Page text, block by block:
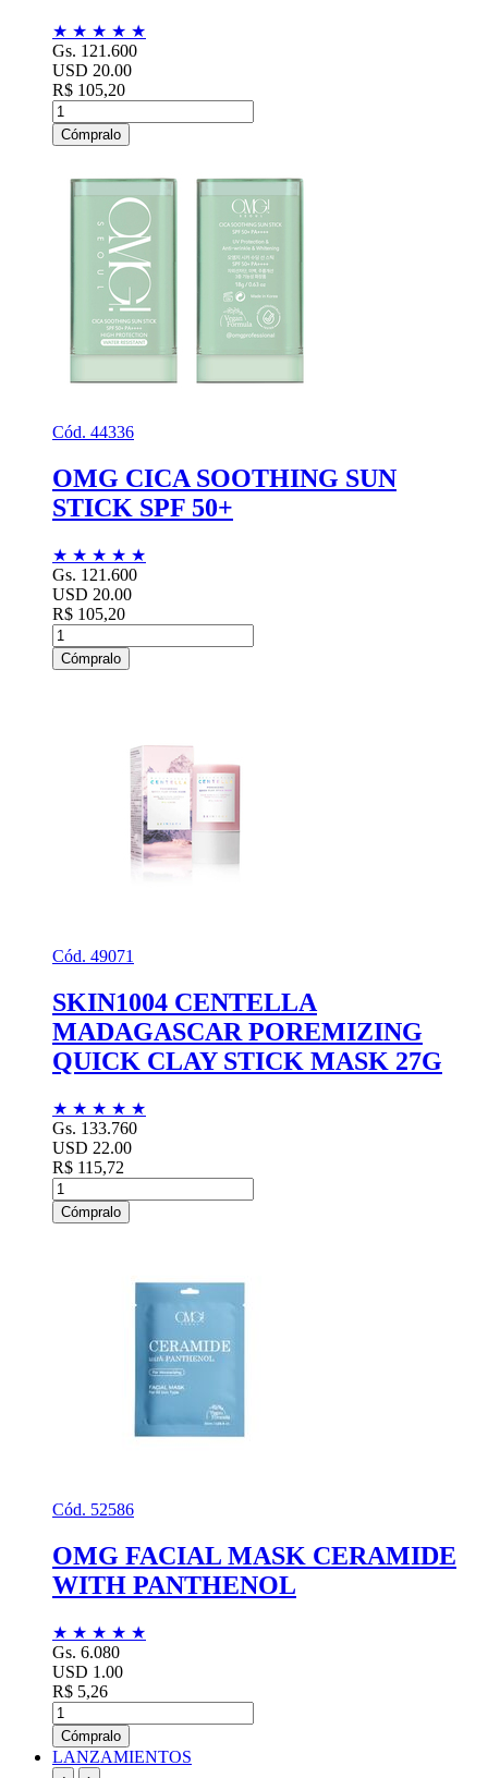
★ ★ ★ ★ ★
Gs. 121.600
USD 20.00
R$ 105,20
Cómpralo
Cód. 44336
OMG CICA SOOTHING SUN
STICK SPF 50+
★ ★ ★ ★ ★
Gs. 121.600
USD 20.00
R$ 105,20
Cómpralo
Cód. 49071
SKIN1004 CENTELLA
MADAGASCAR POREMIZING
QUICK CLAY STICK MASK 27G
★ ★ ★ ★ ★
Gs. 133.760
USD 22.00
R$ 115,72
Cómpralo
Cód. 52586
OMG FACIAL MASK CERAMIDE
WITH PANTHENOL
★ ★ ★ ★ ★
Gs. 6.080
USD 1.00
R$ 5,26
Cómpralo
LANZAMIENTOS